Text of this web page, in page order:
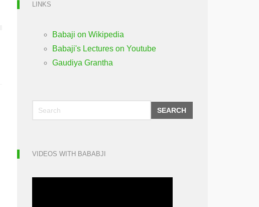
LINKS
Babaji on Wikipedia
Babaji's Lectures on Youtube
Gaudiya Grantha
SEARCH
VIDEOS WITH BABABJI